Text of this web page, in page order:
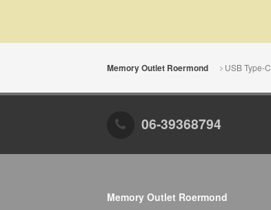
Memory Outlet Roermond USB Type-C
06-39368794
Memory Outlet Roermond